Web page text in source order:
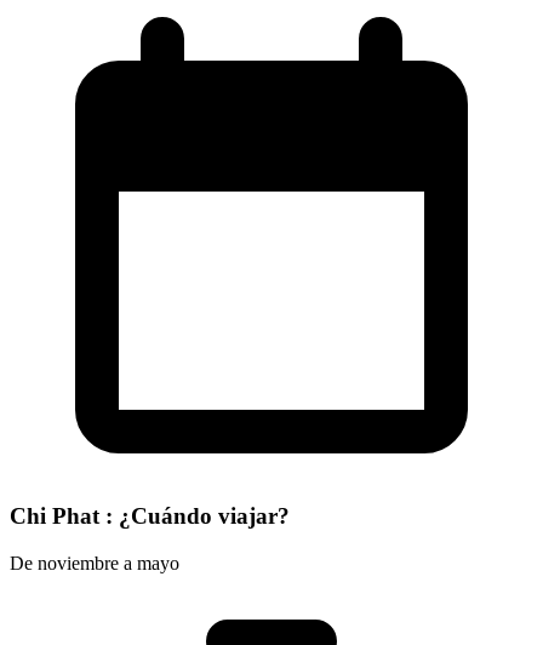
Chi Phat : ¿Cuándo viajar?
De noviembre a mayo